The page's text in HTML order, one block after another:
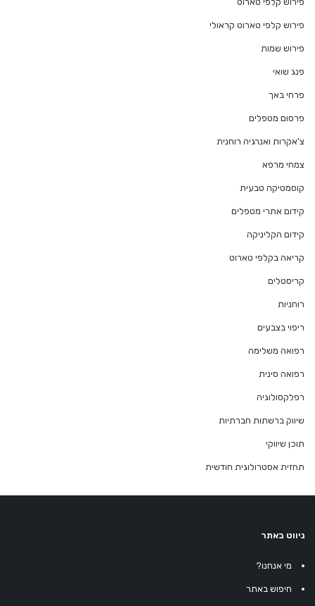
פירוש קלפי טארוט קראולי
פירוש שמות
פנג שואי
פרחי באך
פרסום מטפלים
צ'אקרות ואנרגיה רוחנית
צמחי מרפא
קוסמטיקה טבעית
קידום אתרי מטפלים
קידום הקליניקה
קריאה בקלפי טארוט
קריסטלים
רוחניות
ריפוי בצבעים
רפואה משלימה
רפואה סינית
רפלקסולוגיה
שיווק ברשתות חברתיות
תוכן שיווקי
תחזית אסטרולוגית חודשית
ניווט באתר
מי אנחנו?
חיפוש באתר